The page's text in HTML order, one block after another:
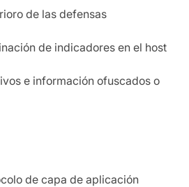
de las defensas
de indicadores en el host
e información ofuscados o
de capa de aplicación